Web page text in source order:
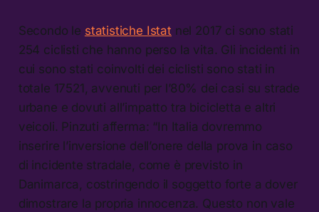
Secondo le statistiche Istat nel 2017 ci sono stati
254 ciclisti che hanno perso la vita. Gli incidenti in
cui sono stati coinvolti dei ciclisti sono stati in
totale 17521, avvenuti per l’80% dei casi su strade
urbane e dovuti all’impatto tra bicicletta e altri
veicoli. Pinzuti afferma: “In Italia dovremmo
inserire l’inversione dell’onere della prova in caso
di incidente stradale, come è previsto in
Danimarca, costringendo il soggetto forte a dover
dimostrare la propria innocenza. Questo non vale